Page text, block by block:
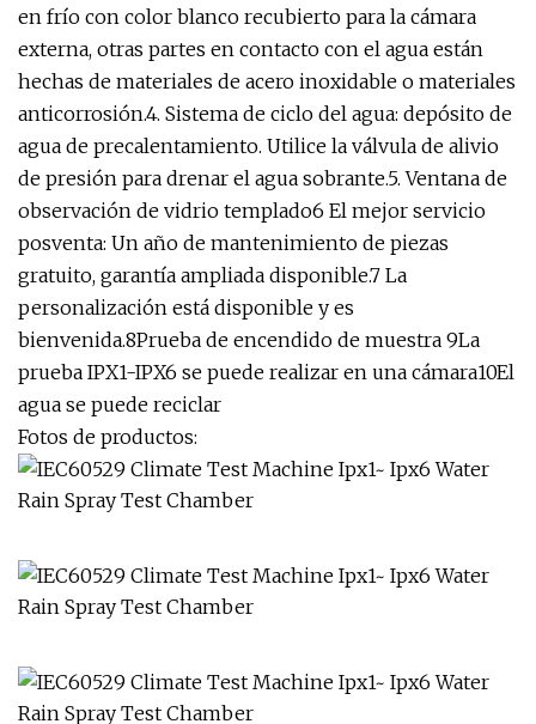
en frío con color blanco recubierto para la cámara
externa, otras partes en contacto con el agua están
hechas de materiales de acero inoxidable o materiales
anticorrosión.4. Sistema de ciclo del agua: depósito de
agua de precalentamiento. Utilice la válvula de alivio
de presión para drenar el agua sobrante.5. Ventana de
observación de vidrio templado6 El mejor servicio
posventa: Un año de mantenimiento de piezas
gratuito, garantía ampliada disponible.7 La
personalización está disponible y es
bienvenida.8Prueba de encendido de muestra 9La
prueba IPX1-IPX6 se puede realizar en una cámara10El
agua se puede reciclar
Fotos de productos: